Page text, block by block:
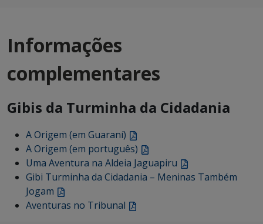
Informações
complementares
Gibis da Turminha da Cidadania
A Origem (em Guaraní)
A Origem (em português)
Uma Aventura na Aldeia Jaguapiru
Gibi Turminha da Cidadania – Meninas Também
Jogam
Aventuras no Tribunal